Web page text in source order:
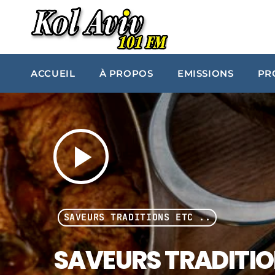
ACCUEIL À PROPOS EMISSIONS
play_arrow
SAVEURS TRADITIONS ETC ..
SAVEURS